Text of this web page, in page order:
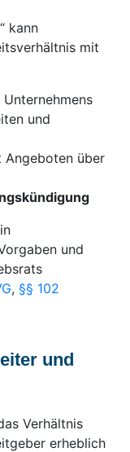
kann
mit
und
Angeboten über
und
, §§ 102
und
Verhältnis
erheblich